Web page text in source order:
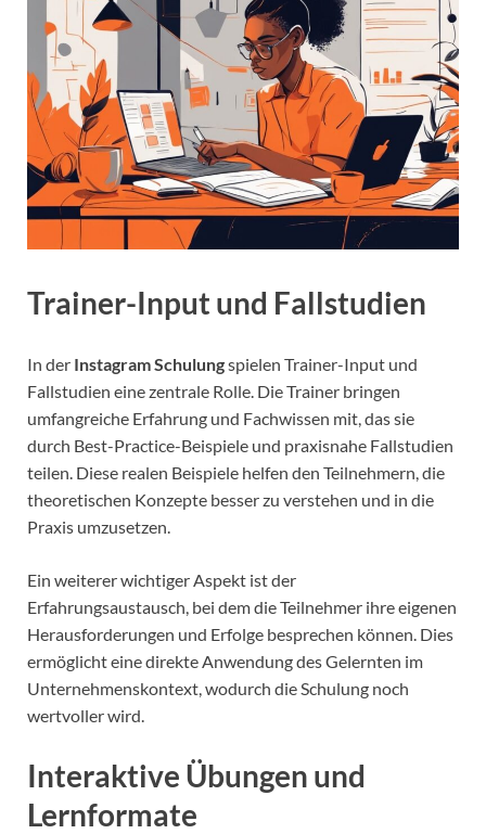
Trainer-Input und Fallstudien
In der Instagram Schulungspielen Trainer-Input und
Fallstudien eine zentrale Rolle. Die Trainer bringen
umfangreiche Erfahrung und Fachwissen mit, das sie
durch Best-Practice-Beispiele und praxisnahe Fallstudien
teilen. Diese realen Beispiele helfen den Teilnehmern, die
theoretischen Konzepte besser zu verstehen und in die
Praxis umzusetzen.
Ein weiterer wichtiger Aspekt ist der
Erfahrungsaustausch, bei dem die Teilnehmer ihre eigenen
Herausforderungen und Erfolge besprechen können. Dies
ermöglicht eine direkte Anwendung des Gelernten im
Unternehmenskontext, wodurch die Schulung noch
wertvoller wird.
Interaktive Übungen und
Lernformate